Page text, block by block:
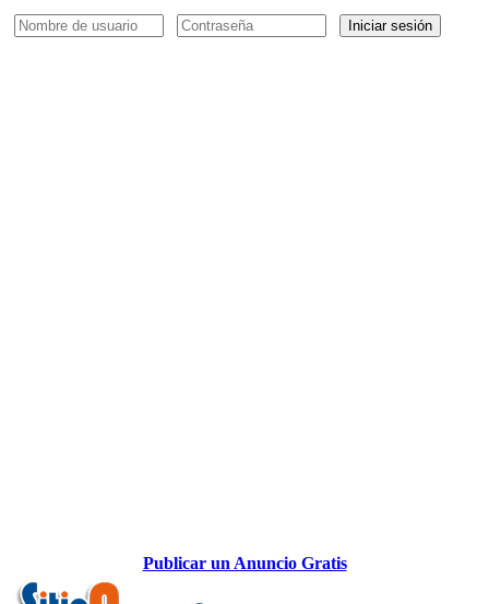
Iniciar sesión
Publicar un Anuncio Gratis